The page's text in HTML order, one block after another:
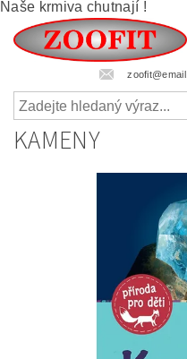
Naše krmiva chutnají !
KAMENY